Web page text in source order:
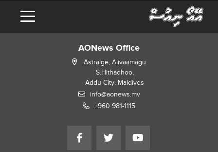
AONews Office
Astralge, Alivaamagu
S.Hithadhoo,
Addu City, Maldives
info@aonews.mv
+960 981-1115